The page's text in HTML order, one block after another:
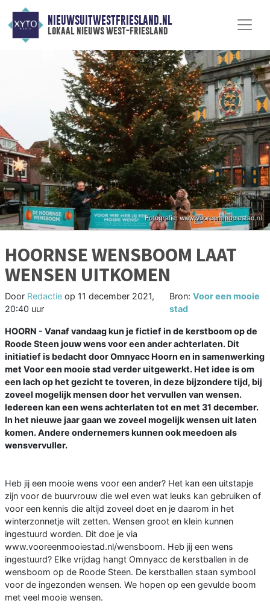
NIEUWSUITWESTFRIESLAND.NL
lokaal nieuws west-friesland
HOORNSE WENSBOOM LAAT
WENSEN UITKOMEN
Door Redactie op 11 december 2021,
20:40 uur
Bron:Voor een mooie
stad
HOORN - Vanaf vandaag kun je fictief in de kerstboom op de
Roode Steen jouw wens voor een ander achterlaten. Dit
initiatief is bedacht door Omnyacc Hoorn en in samenwerking
met Voor een mooie stad verder uitgewerkt. Het idee is om
een lach op het gezicht te toveren, in deze bijzondere tijd, bij
zoveel mogelijk mensen door het vervullen van wensen.
Iedereen kan een wens achterlaten tot en met 31 december.
In het nieuwe jaar gaan we zoveel mogelijk wensen uit laten
komen. Andere ondernemers kunnen ook meedoen als
wensvervuller.
Heb jij een mooie wens voor een ander? Het kan een uitstapje
zijn voor de buurvrouw die wel even wat leuks kan gebruiken of
voor een kennis die altijd zoveel doet en je daarom in het
winterzonnetje wilt zetten. Wensen groot en klein kunnen
ingestuurd worden. Dit doe je via
www.vooreenmooiestad.nl/wensboom. Heb jij een wens
ingestuurd? Elke vrijdag hangt Omnyacc de kerstballen in de
wensboom op de Roode Steen. De kerstballen staan symbool
voor de ingezonden wensen. We hopen op een gevulde boom
met veel mooie wensen.